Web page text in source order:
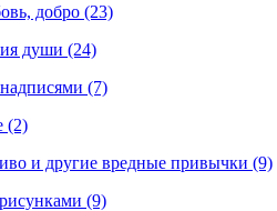
добро (23)
души (24)
(7)
(2)
и другие вредные привычки (9)
(9)